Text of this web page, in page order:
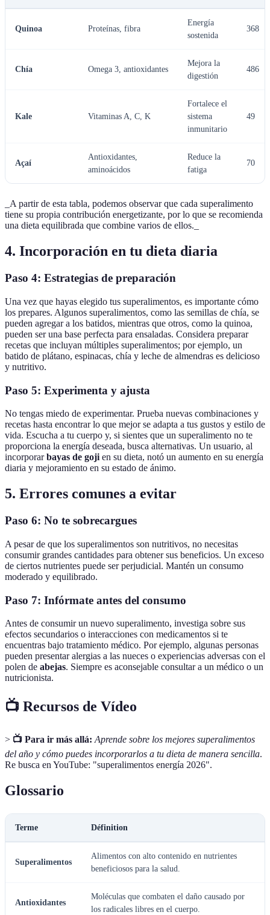
Quinoa Proteínas, fibra
Energía
sostenida
368
Chía Omega 3, antioxidantes
Mejora la
digestión
486
Kale Vitaminas A, C, K
Fortalece el
sistema
inmunitario
49
Açaí
Antioxidantes,
aminoácidos
Reduce la
fatiga
70
_A partir de esta tabla, podemos observar que cada superalimento
tiene su propia contribución energetizante, por lo que se recomienda
una dieta equilibrada que combine varios de ellos._
4. Incorporación en tu dieta diaria
Paso 4: Estrategias de preparación
Una vez que hayas elegido tus superalimentos, es importante cómo
los prepares. Algunos superalimentos, como las semillas de chía, se
pueden agregar a los batidos, mientras que otros, como la quinoa,
pueden ser una base perfecta para ensaladas. Considera preparar
recetas que incluyan múltiples superalimentos; por ejemplo, un
batido de plátano, espinacas, chía y leche de almendras es delicioso
y nutritivo.
Paso 5: Experimenta y ajusta
No tengas miedo de experimentar. Prueba nuevas combinaciones y
recetas hasta encontrar lo que mejor se adapta a tus gustos y estilo de
vida. Escucha a tu cuerpo y, si sientes que un superalimento no te
proporciona la energía deseada, busca alternativas. Un usuario, al
incorporarbayas de gojien su dieta, notó un aumento en su energía
diaria y mejoramiento en su estado de ánimo.
5. Errores comunes a evitar
Paso 6: No te sobrecargues
A pesar de que los superalimentos son nutritivos, no necesitas
consumir grandes cantidades para obtener sus beneficios. Un exceso
de ciertos nutrientes puede ser perjudicial. Mantén un consumo
moderado y equilibrado.
Paso 7: Infórmate antes del consumo
Antes de consumir un nuevo superalimento, investiga sobre sus
efectos secundarios o interacciones con medicamentos si te
encuentras bajo tratamiento médico. Por ejemplo, algunas personas
pueden presentar alergias a las nueces o experiencias adversas con el
polen de abejas. Siempre es aconsejable consultar a un médico o un
nutricionista.
📺 Recursos de Vídeo
> 📺 Para ir más allá: Aprende sobre los mejores superalimentos
del año y cómo puedes incorporarlos a tu dieta de manera sencilla.
Re busca en YouTube: "superalimentos energía 2026".
Glossario
Terme Définition
Superalimentos
Alimentos con alto contenido en nutrientes
beneficiosos para la salud.
Antioxidantes
Moléculas que combaten el daño causado por
los radicales libres en el cuerpo.